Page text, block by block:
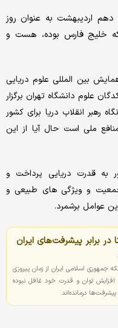
اردیبهشت به عنوان روز
خلیج فارس بوده، هست و
بین المللی علوم دریایی
در دانشکدگان علوم دانشگاه تهران برگزار
رهبر انقلاب دریا برای کشور
ملی است حال آیا از این
به قدرت دریایی پرداخت و
و ویژگی های طبیعی ‌و
عوامل برشمرد.
در برابر پیشرفت‌های ایران
جمهوری اسلامی ایران از زمان پیروزی
افزایش توان و قدرت خود غافل نبوده
درمانده‌اند.